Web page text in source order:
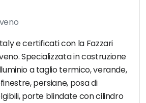
e certificati con la Fazzari
Specializzata in costruzione
a taglio termico, verande,
persiane, posa di
porte blindate con cilindro